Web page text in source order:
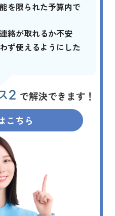
を限られた予算内で
絡が取れるか不安
ず使えるようにした
こちら